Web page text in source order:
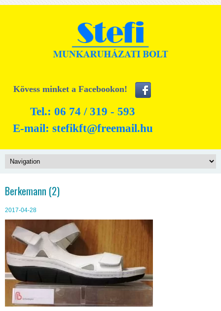
Kövess minket a Facebookon!
Tel.: 06 74 / 319 - 593
E-mail: stefikft@freemail.hu
Berkemann (2)
2017-04-28